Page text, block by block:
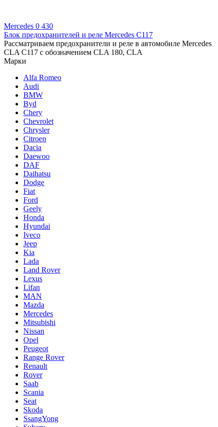
Mercedes 0 430
Блок предохранителей и реле Mercedes C117
Рассматриваем предохранители и реле в автомобиле Mercedes
CLA C117 с обозначением CLA 180, CLA
Марки
Alfa Romeo
Audi
BMW
Byd
Chery
Chevrolet
Chrysler
Citroen
Dacia
Daewoo
DAF
Daihatsu
Dodge
Fiat
Ford
Geely
Honda
Hyundai
Iveco
Jeep
Kia
Lada
Land Rover
Lexus
Lifan
MAN
Mazda
Mercedes
Mitsubishi
Nissan
Opel
Peugeot
Range Rover
Renault
Rover
Saab
Scania
Seat
Skoda
SsangYong